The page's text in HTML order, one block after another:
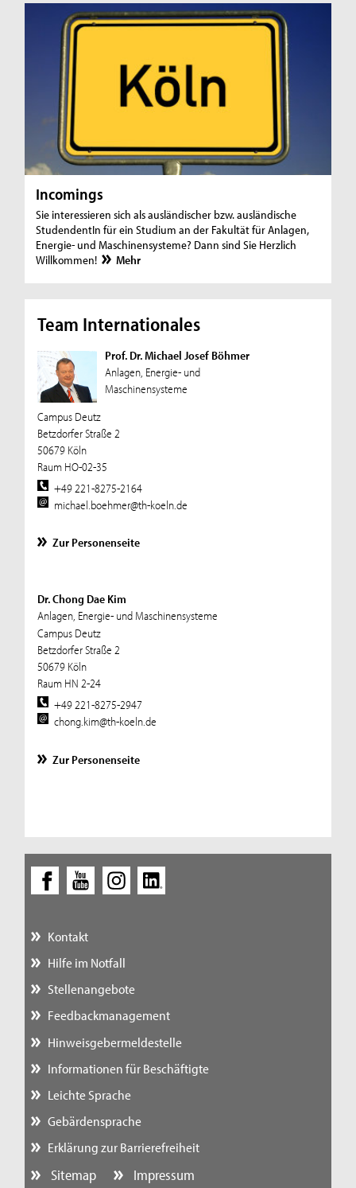
Incomings
Sie interessieren sich als ausländischer bzw. ausländische
StudendentIn für ein Studium an der Fakultät für Anlagen,
Energie- und Maschinensysteme? Dann sind Sie Herzlich
Willkommen!
Mehr
Team Internationales
Prof. Dr. Michael Josef Böhmer
Anlagen, Energie- und
Maschinensysteme
Campus Deutz
Betzdorfer Straße 2
50679 Köln
Raum HO-02-35
+49 221-8275-2164
michael.boehmer@th-koeln.de
Zur Personenseite
Dr. Chong Dae Kim
Anlagen, Energie- und Maschinensysteme
Campus Deutz
Betzdorfer Straße 2
50679 Köln
Raum HN 2-24
+49 221-8275-2947
chong.kim@th-koeln.de
Zur Personenseite
Kontakt
Hilfe im Notfall
Stellenangebote
Feedbackmanagement
Hinweisgebermeldestelle
Informationen für Beschäftigte
Leichte Sprache
Gebärdensprache
Erklärung zur Barrierefreiheit
Sitemap Impressum